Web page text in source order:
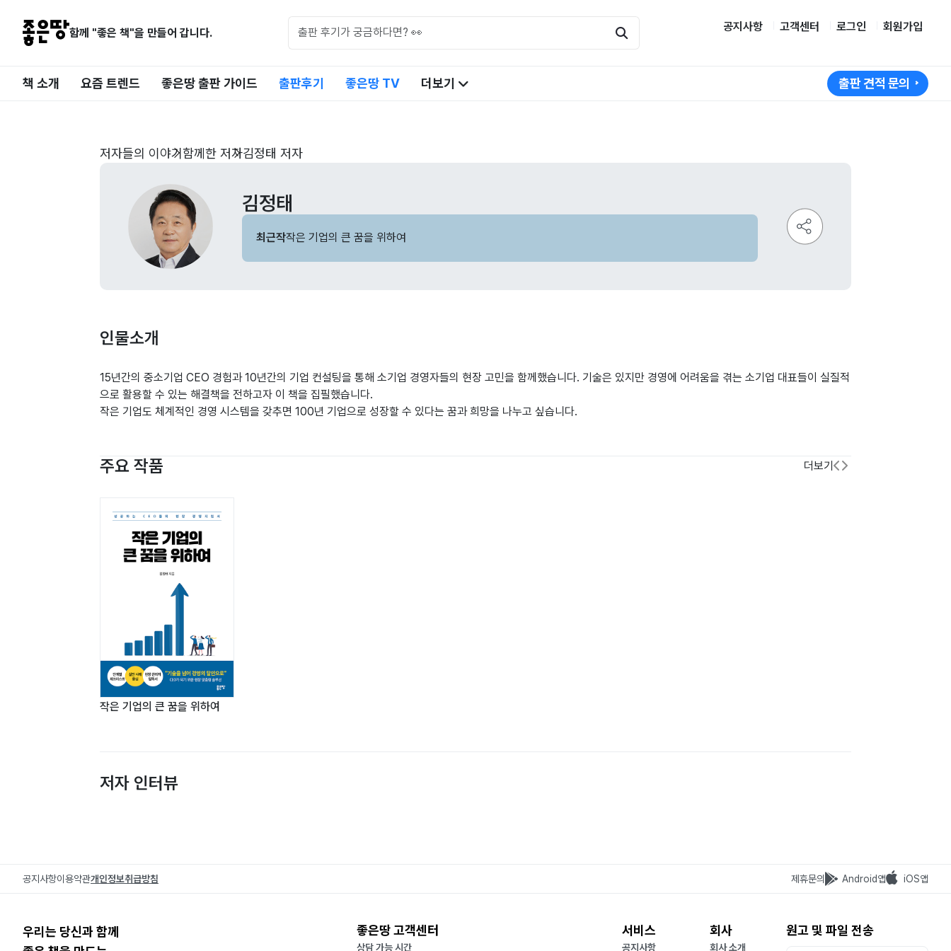
함께 "좋은 책"을 만들어 갑니다. 공지사항 고객센터 로그인 회원가입
책 소개 요즘 트렌드 좋은땅 출판 가이드 출판후기 좋은땅 TV 더보기 출판 견적 문의
저자들의 이야기 함께한 저자김정태 저자
김정태
최근작작은 기업의 큰 꿈을 위하여
인물소개
15년간의 중소기업 CEO 경험과 10년간의 기업 컨설팅을 통해 소기업 경영자들의 현장 고민을 함께했습니다. 기술은 있지만 경영에 어려움을 겪는 소기업 대표들이 실질적
으로 활용할 수 있는 해결책을 전하고자 이 책을 집필했습니다.
작은 기업도 체계적인 경영 시스템을 갖추면 100년 기업으로 성장할 수 있다는 꿈과 희망을 나누고 싶습니다.
주요 작품 더보기
작은 기업의 큰 꿈을 위하여
저자 인터뷰
공지사항이용약관개인정보취급방침 제휴문의 Android앱 iOS앱
우리는 당신과 함께
좋은땅 고객센터
상담 가능 시간
서비스
공지사항
회사
회사 소개
원고 및 파일 전송